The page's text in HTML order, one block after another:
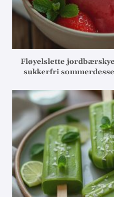
Fløyelslette
sukkerfri